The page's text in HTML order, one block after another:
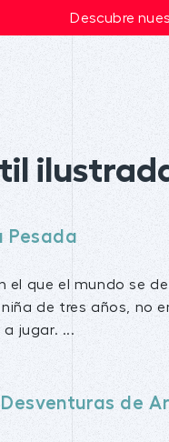
Descubre
Pesada
el que el mundo se
de tres años, no
jugar. ...
de